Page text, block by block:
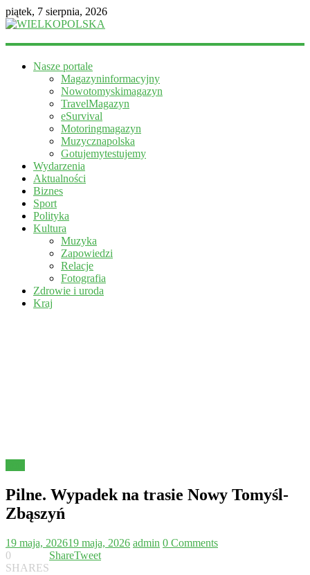
piątek, 7 sierpnia, 2026
WIELKOPOLSKA
informacyjny
Nasze portale
Magazyninformacyjny
Nowotomyskimagazyn
TravelMagazyn
eSurvival
Motoringmagazyn
Muzycznapolska
Gotujemytestujemy
Wydarzenia
Aktualności
Biznes
Sport
Polityka
Kultura
Muzyka
Zapowiedzi
Relacje
Fotografia
Zdrowie i uroda
Kraj
Pilne. Wypadek na trasie Nowy Tomyśl-
Zbąszyń
19 maja, 202619 maja, 2026 admin 0 Comments
0
SHARES
ShareTweet